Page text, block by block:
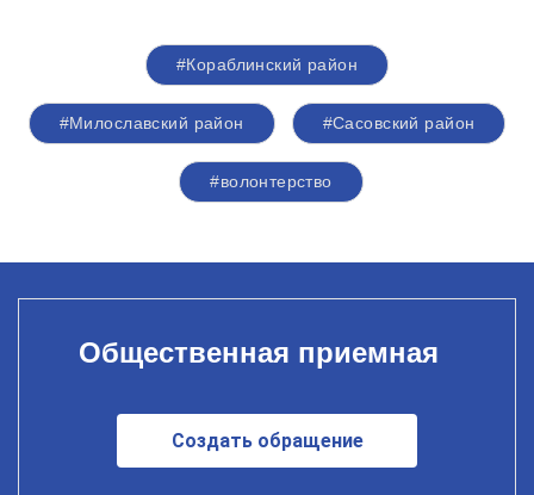
#Кораблинский район
#Милославский район #Сасовский район
#волонтерство
Общественная приемная
Создать обращение